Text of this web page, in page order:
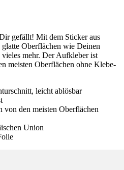
gefällt! Mit dem Sticker aus
Oberflächen wie Deinen
mehr. Der Aufkleber ist
meisten Oberflächen ohne Klebe-
leicht ablösbar
von den meisten Oberflächen
Union